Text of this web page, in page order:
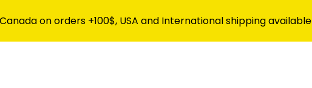
on orders +100$, USA and International shipping available